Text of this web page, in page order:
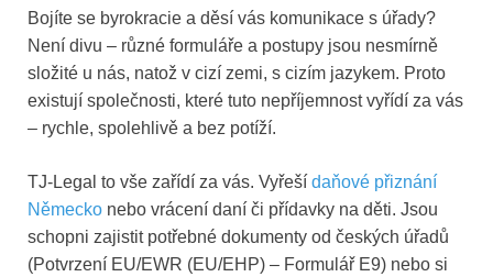
Bojíte se byrokracie a děsí vás komunikace s úřady?
Není divu – různé formuláře a postupy jsou nesmírně
složité u nás, natož v cizí zemi, s cizím jazykem. Proto
existují společnosti, které tuto nepříjemnost vyřídí za vás
– rychle, spolehlivě a bez potíží.
TJ-Legal to vše zařídí za vás. Vyřeší daňové přiznání
Německo nebo vrácení daní či přídavky na děti. Jsou
schopni zajistit potřebné dokumenty od českých úřadů
(Potvrzení EU/EWR (EU/EHP) – Formulář E9) nebo si